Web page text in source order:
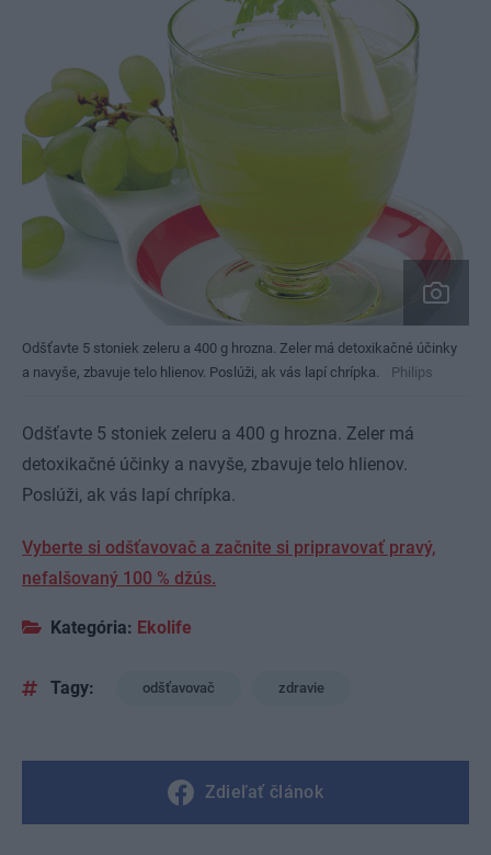
Odšťavte 5 stoniek zeleru a 400 g hrozna. Zeler má detoxikačné účinky
a navyše, zbavuje telo hlienov. Poslúži, ak vás lapí chrípka.
Philips
Odšťavte 5 stoniek zeleru a 400 g hrozna. Zeler má
detoxikačné účinky a navyše, zbavuje telo hlienov.
Poslúži, ak vás lapí chrípka.
Vyberte si odšťavovač a začnite si pripravovať pravý,
nefalšovaný 100 % džús.
Kategória: Ekolife
Tagy: odšťavovač zdravie
Zdieľať článok